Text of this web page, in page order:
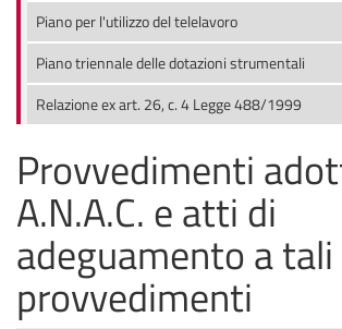
Piano per l'utilizzo del telelavoro
Piano triennale delle dotazioni strumentali
Relazione ex art. 26, c. 4 Legge 488/1999
Provvedimenti
A.N.A.C. e atti di
adeguamento a tali
provvedimenti